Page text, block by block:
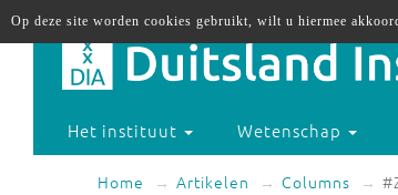
Het instituut Wetenschap
Home Artikelen Columns
Op deze site worden cookies gebruikt, wilt u hiermee